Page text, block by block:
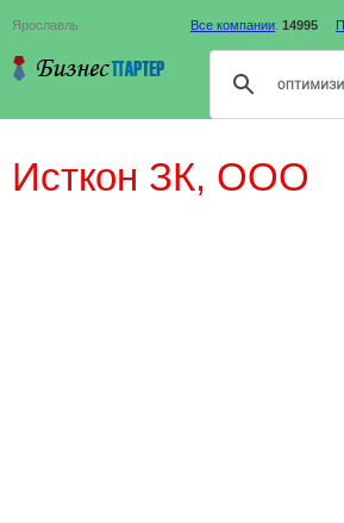
Ярославль Все компании: 14995
Исткон ЗК, ООО